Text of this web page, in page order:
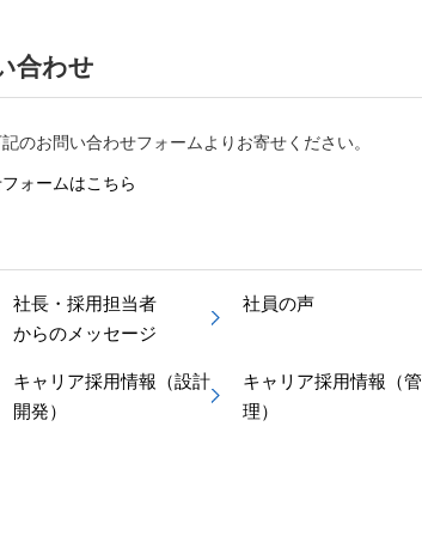
合わせ
のお問い合わせフォームよりお寄せください。
ォームはこちら
社長・採用担当者
からのメッセージ
社員の声
キャリア採用情報（設計
開発）
キャリア採用情報（管
理）